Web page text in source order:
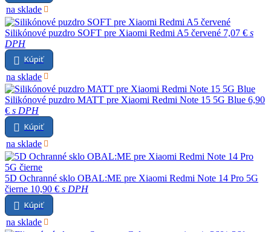
na sklade
Silikónové puzdro SOFT pre Xiaomi Redmi A5 červené 7,07 € s
DPH
Kúpiť
na sklade
Silikónové puzdro MATT pre Xiaomi Redmi Note 15 5G Blue 6,90
€ s DPH
Kúpiť
na sklade
5D Ochranné sklo OBAL:ME pre Xiaomi Redmi Note 14 Pro 5G
čierne 10,90 € s DPH
Kúpiť
na sklade